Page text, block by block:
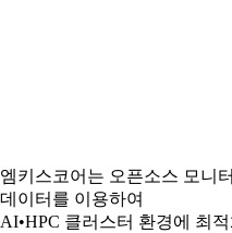
엠키스코어는 오픈소스 모니
데이터를 이용하여
AI•HPC 클러스터 환경에 최